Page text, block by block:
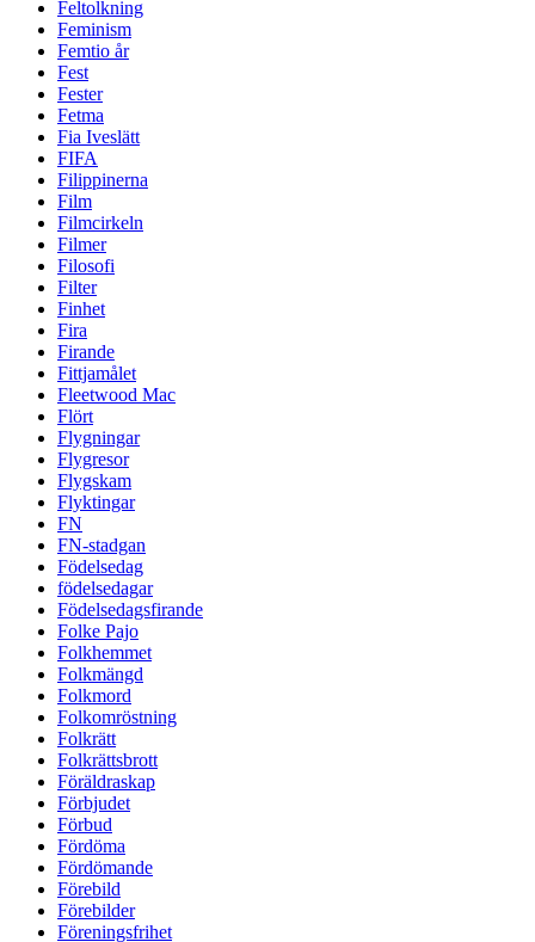
Feltolkning
Feminism
Femtio år
Fest
Fester
Fetma
Fia Iveslätt
FIFA
Filippinerna
Film
Filmcirkeln
Filmer
Filosofi
Filter
Finhet
Fira
Firande
Fittjamålet
Fleetwood Mac
Flört
Flygningar
Flygresor
Flygskam
Flyktingar
FN
FN-stadgan
Födelsedag
födelsedagar
Födelsedagsfirande
Folke Pajo
Folkhemmet
Folkmängd
Folkmord
Folkomröstning
Folkrätt
Folkrättsbrott
Föräldraskap
Förbjudet
Förbud
Fördöma
Fördömande
Förebild
Förebilder
Föreningsfrihet